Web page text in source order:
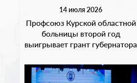
14 июля 2026
Профсоюз Курской областной
больницы второй год
выигрывает грант губернатора